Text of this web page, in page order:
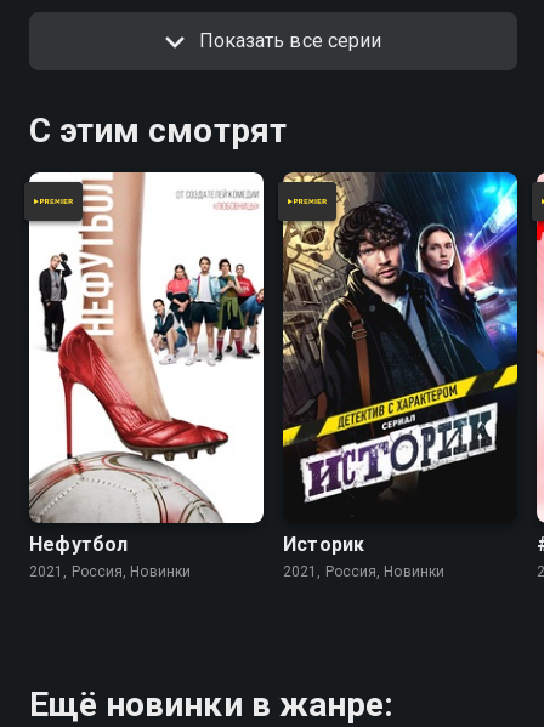
предстоит решить, как поступить
со своей покупкой.
намерен расставаться со
своими вещами.
Показать все серии
С этим смотрят
Нефутбол
2021, Россия, Новинки
Историк
2021, Россия, Новинки
Ещё новинки в жанре: